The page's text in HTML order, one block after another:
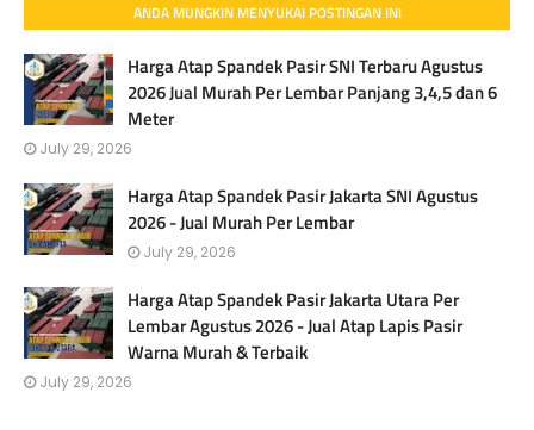
ANDA MUNGKIN MENYUKAI POSTINGAN INI
Harga Atap Spandek Pasir SNI Terbaru Agustus
2026 Jual Murah Per Lembar Panjang 3,4,5 dan 6
Meter
July 29, 2026
Harga Atap Spandek Pasir Jakarta SNI Agustus
2026 - Jual Murah Per Lembar
July 29, 2026
Harga Atap Spandek Pasir Jakarta Utara Per
Lembar Agustus 2026 - Jual Atap Lapis Pasir
Warna Murah & Terbaik
July 29, 2026